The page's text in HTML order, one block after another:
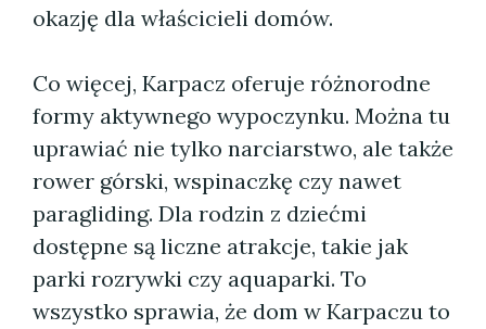
okazję dla właścicieli domów.
Co więcej, Karpacz oferuje różnorodne
formy aktywnego wypoczynku. Można tu
uprawiać nie tylko narciarstwo, ale także
rower górski, wspinaczkę czy nawet
paragliding. Dla rodzin z dziećmi
dostępne są liczne atrakcje, takie jak
parki rozrywki czy aquaparki. To
wszystko sprawia, że dom w Karpaczu to